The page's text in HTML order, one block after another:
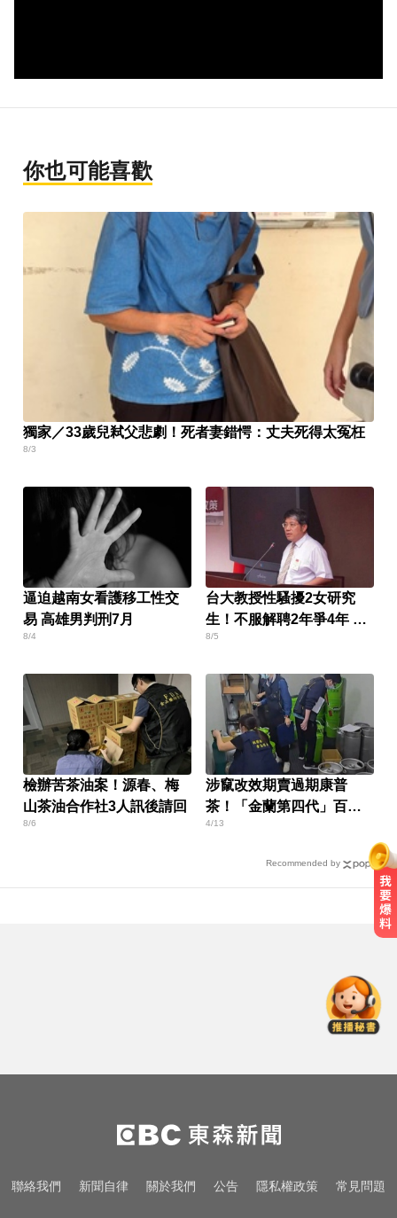
你也可能喜歡
獨家／33歲兒弒父悲劇！死者妻錯愕：丈夫死得太冤枉
8/3
逼迫越南女看護移工性交
易 高雄男判刑7月
8/4
台大教授性騷擾2女研究
生！不服解聘2年爭4年 結
局出爐
8/5
檢辦苦茶油案！源春、梅
山茶油合作社3人訊後請回
8/6
涉竄改效期賣過期康普
茶！「金蘭第四代」百萬
交保
4/13
Recommended by
給水手終止4連勝
才宣佈停播一週！網紅「肥大叔」
突離世 團隊發聲證實
加拿大2飛機空中相撞！ 1人墜池塘
聯絡我們 新聞自律 關於我們 公告 隱私權政策 常見問題